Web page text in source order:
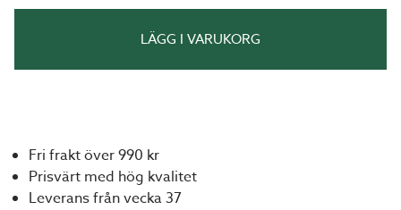
LÄGG I VARUKORG
Fri frakt över 990 kr
Prisvärt med hög kvalitet
Leverans från vecka 37